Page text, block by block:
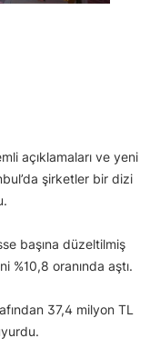
açıklamaları ve yeni
şirketler bir dizi
başına düzeltilmiş
%10,8 oranında aştı.
37,4 milyon TL